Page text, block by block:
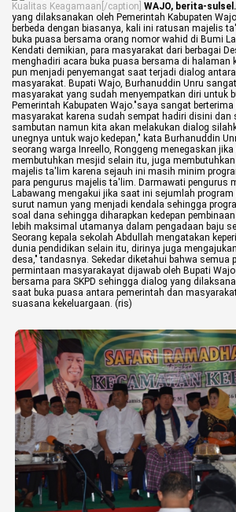
Hukum
Sport
Life Style
Profil
Opini
Video
More
Disclaimer
©
Copyright
2026
berita-
sulsel.com
Kualitas Keagamaan[/caption] WAJO, berita-
yang dilaksanakan oleh Pemerintah Kabupaten
berbeda dengan biasanya, kali ini ratusan majelis
buka puasa bersama orang nomor wahid di Bumi
Kendati demikian, para masyarakat dari berbagai
menghadiri acara buka puasa bersama di halaman
pun menjadi penyemangat saat terjadi dialog
masyarakat. Bupati Wajo, Burhanuddin Unru
masyarakat yang sudah menyempatkan diri untuk
Pemerintah Kabupaten Wajo."saya sangat
masyarakat karena sudah sempat hadiri disini dan
sambutan namun kita akan melakukan dialog
unegnya untuk wajo kedepan," kata Burhanuddin
seorang warga Inreello, Ronggeng menegaskan
membutuhkan mesjid selain itu, juga membutuhkan
majelis ta'lim karena sejauh ini masih minim
para pengurus majelis ta'lim. Darmawati pengurus
Labawang mengakui jika saat ini sejumlah
surut namun yang menjadi kendala sehingga
soal dana sehingga diharapkan kedepan
lebih maksimal utamanya dalam pengadaan baju
Seorang kepala sekolah Abdullah mengatakan
dunia pendidikan selain itu, dirinya juga
desa," tandasnya. Sekedar diketahui bahwa semua
permintaan masyarakayat dijawab oleh Bupati
bersama para SKPD sehingga dialog yang
saat buka puasa antara pemerintah dan
suasana kekeluargaan. (ris)